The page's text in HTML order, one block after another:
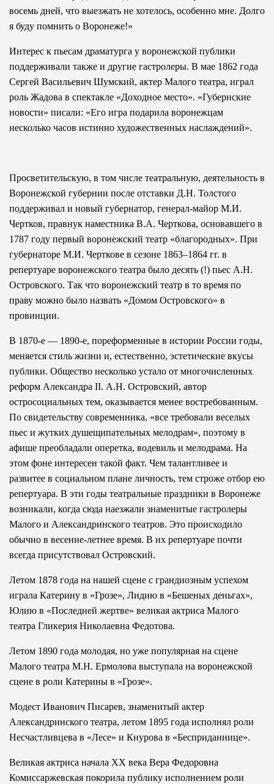
восемь дней, что выезжать не хотелось, особенно мне. Долго
я буду помнить о Воронеже!»
Интерес к пьесам драматурга у воронежской публики
поддерживали также и другие гастролеры. В мае 1862 года
Сергей Васильевич Шумский, актер Малого театра, играл
роль Жадова в спектакле «Доходное место». «Губернские
новости» писали: «Его игра подарила воронежцам
несколько часов истинно художественных наслаждений».
Просветительскую, в том числе театральную, деятельность в
Воронежской губернии после отставки Д.Н. Толстого
поддерживал и новый губернатор, генерал-майор М.И.
Чертков, правнук наместника В.А. Черткова, основавшего в
1787 году первый воронежский театр «благородных». При
губернаторе М.И. Черткове в сезоне 1863–1864 гг. в
репертуаре воронежского театра было десять (!) пьес А.Н.
Островского. Так что воронежский театр в то время по
праву можно было назвать «Домом Островского» в
провинции.
В 1870-е — 1890-е, пореформенные в истории России годы,
меняется стиль жизни и, естественно, эстетические вкусы
публики. Общество несколько устало от многочисленных
реформ Александра II. А.Н. Островский, автор
остросоциальных тем, оказывается менее востребованным.
По свидетельству современника, «все требовали веселых
пьес и жутких душещипательных мелодрам», поэтому в
афише преобладали оперетка, водевиль и мелодрама. На
этом фоне интересен такой факт. Чем талантливее и
развитее в социальном плане личность, тем строже отбор ею
репертуара. В эти годы театральные праздники в Воронеже
возникали, когда сюда наезжали знаменитые гастролеры
Малого и Александринского театров. Это происходило
обычно в весенне-летнее время. В их репертуаре почти
всегда присутствовал Островский.
Летом 1878 года на нашей сцене с грандиозным успехом
играла Катерину в «Грозе», Лидию в «Бешеных деньгах»,
Юлию в «Последней жертве» великая актриса Малого
театра Гликерия Николаевна Федотова.
Летом 1890 года молодая, но уже популярная на сцене
Малого театра М.Н. Ермолова выступала на воронежской
сцене в роли Катерины в «Грозе».
Модест Иванович Писарев, знаменитый актер
Александринского театра, летом 1895 года исполнял роли
Несчастливцева в «Лесе» и Кнурова в «Бесприданнице».
Великая актриса начала ХХ века Вера Федоровна
Комиссаржевская покорила публику исполнением роли